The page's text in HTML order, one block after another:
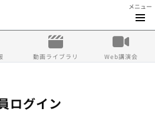
メニュー
動画ライブラリ Web講演会
ログイン